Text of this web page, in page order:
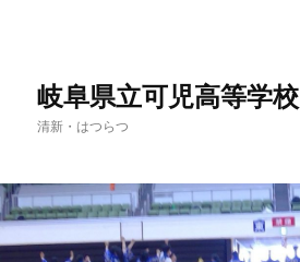
岐阜県立可児高等学校
清新・はつらつ